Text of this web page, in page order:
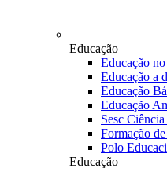
Educação
Educação no
Educação a
Educação
Educação
Sesc
Formação
Polo
Educação